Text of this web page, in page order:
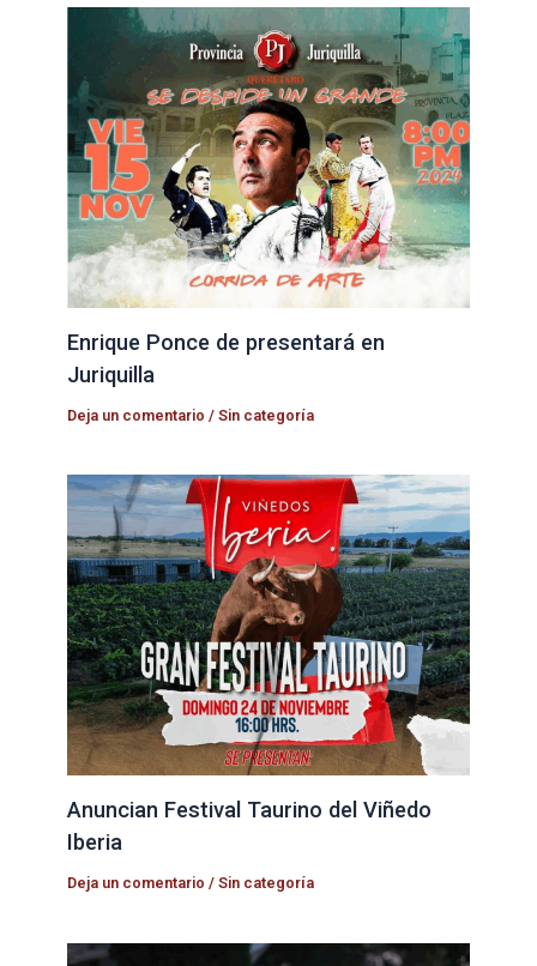
Enrique Ponce de presentará en
Juriquilla
Deja un comentario /Sin categoría
Anuncian Festival Taurino del Viñedo
Iberia
Deja un comentario /Sin categoría